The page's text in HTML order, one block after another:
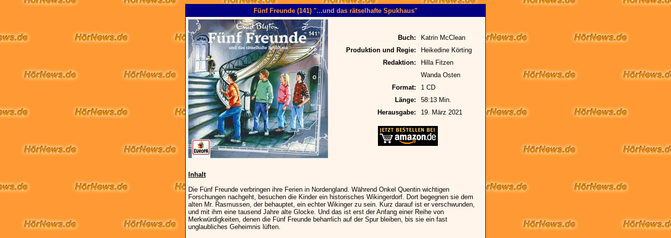
Fünf Freunde (141) "...und das rätselhafte Spukhaus"
Buch:
Katrin McClean
Produktion und Regie:
Heikedine Körting
Redaktion:
Hilla Fitzen
Wanda Osten
Format:
1 CD
Länge:
58:13 Min.
Herausgabe:
19. März 2021
Inhalt
Die Fünf Freunde verbringen ihre Ferien in Nordengland. Während Onkel Quentin wichtigen
Forschungen nachgeht, besuchen die Kinder ein historisches Wikingerdorf. Dort begegnen sie dem
alten Mr. Rasmussen, der behauptet, ein echter Wikinger zu sein. Kurz darauf ist er verschwunden,
und mit ihm eine tausend Jahre alte Glocke. Und das ist erst der Anfang einer Reihe von
Merkwürdigkeiten, denen die Fünf Freunde beharrlich auf der Spur bleiben, bis sie ein fast
unglaubliches Geheimnis lüften.